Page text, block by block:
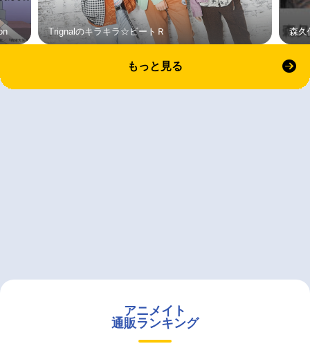
Trignalのキラキラ☆ビートＲ 森久
もっと見る
アニメイト
通販ランキング